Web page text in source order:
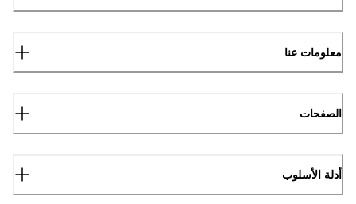
معلومات عنا
الصفحات
أدلة الأسلوب